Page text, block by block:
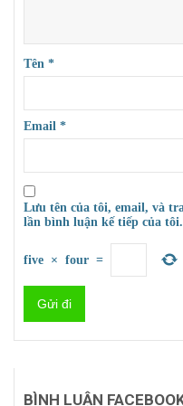
Tên *
Email *
Lưu tên của tôi, email, và
lần bình luận kế tiếp của tôi.
five × four =
BÌNH LUẬN